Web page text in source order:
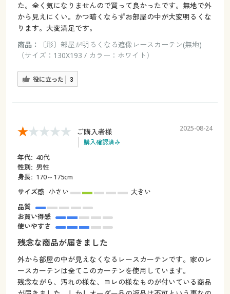
た。全く気になりませんので買って良かったです。無地で外
から見えにくい。かつ暗くならずお部屋の中が大変明るくな
ります。大変満足です。
商品：
〔形〕部屋が明るくなる遮像レースカーテン(無地)
（サイズ：130X193 / カラー：ホワイト）
役に立った 3
ご購入者様
購入確認済み
2025-08-24
年代: 40代
性別: 男性
身長: 170～175cm
サイズ感 小さい
大きい
品質
お買い得感
使いやすさ
残念な商品が届きました
外から部屋の中が見えなくなるレースカーテンです。家のレ
ースカーテンは全てこのカーテンを使用しています。
残念ながら、汚れの様な、ヨレの様なものが付いている商品